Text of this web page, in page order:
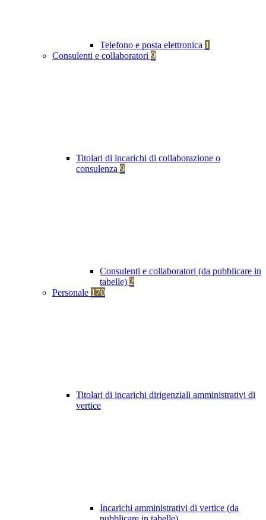
Telefono e posta elettronica 1
Consulenti e collaboratori 9
Titolari di incarichi di collaborazione o
consulenza 9
Consulenti e collaboratori (da pubblicare in
tabelle) 2
Personale 170
Titolari di incarichi dirigenziali amministrativi di
vertice
Incarichi amministrativi di vertice (da